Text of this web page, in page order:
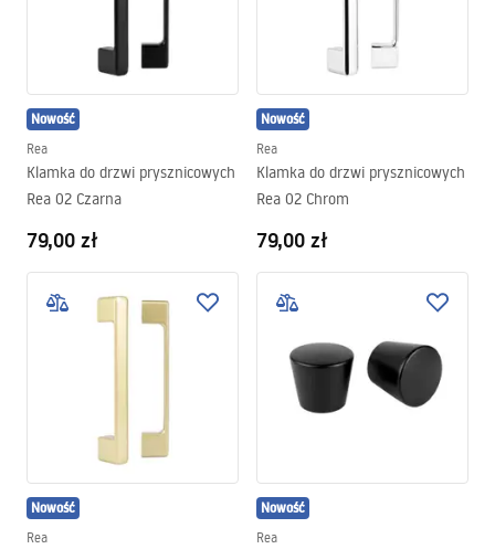
Nowość
Rea
Klamka do drzwi prysznicowych
Rea 02 Czarna
79,00 zł
Nowość
Rea
Klamka do drzwi prysznicowych
Rea 02 Chrom
79,00 zł
Nowość
Rea
Nowość
Rea